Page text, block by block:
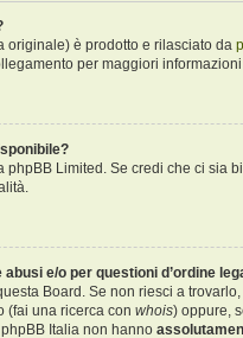
originale) è prodotto e rilasciato da
per maggiori
phpBB Limited. Se credi che ci
e/o per questioni d’ordine
Board. Se non riesci a
(fai una ricerca con whois) oppure,
Italia non hanno